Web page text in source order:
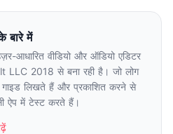
बारे में
आधारित वीडियो और ऑडियो एडिटर
LLC 2018 से बना रही है। जो लोग
गाइड लिखते हैं और प्रकाशित करने से
ऐप में टेस्ट करते हैं।